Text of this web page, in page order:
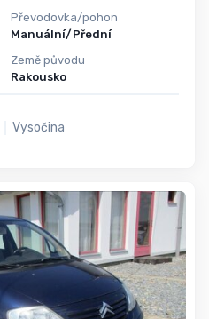
Převodovka/pohon
Manuální/Přední
Země původu
Rakousko
Vysočina